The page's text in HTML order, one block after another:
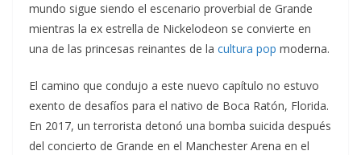
mundo sigue siendo el escenario proverbial de Grande
mientras la ex estrella de Nickelodeon se convierte en
una de las princesas reinantes de la cultura pop moderna.
El camino que condujo a este nuevo capítulo no estuvo
exento de desafíos para el nativo de Boca Ratón, Florida.
En 2017, un terrorista detonó una bomba suicida después
del concierto de Grande en el Manchester Arena en el